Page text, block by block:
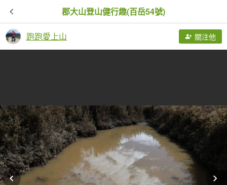
郡大山登山健行趣(百岳54號)
跑跑愛上山 關注他